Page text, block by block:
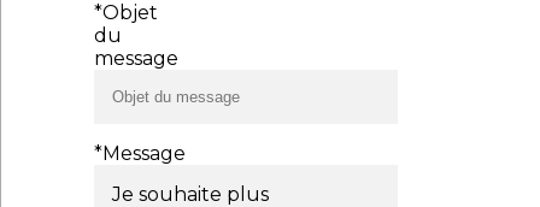
*Objet
du
message
*Message